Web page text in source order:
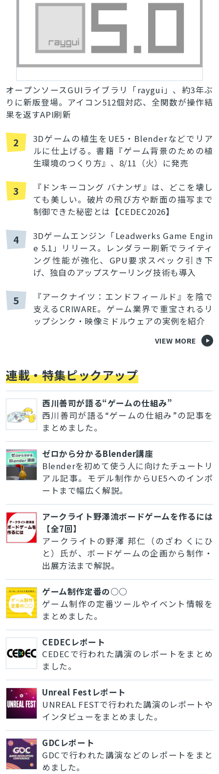
オープンソースGUIライブラリ「raygui」、約3年ぶ
りに新版登場。アイコン512個対応、全関数が操作結
果を返すAPI刷新
2
3Dゲームの植生をUE5・Blenderなどでリア
ルに仕上げる。書籍『ゲーム背景のための植
生環境のつくり方』、8/11（火）に発売
3
『ドンキーコング バナンザ』は、どこを壊し
ても美しい。破片の飛び方や断面の描写まで
制御できた秘密とは【CEDEC2026】
4
3Dゲームエンジン「Leadwerks Game Engin
e 5.1」リリース。レンダラー刷新でライティ
ング性能が強化、GPU要求スペック引き下
げ、独自のアップスケーリング技術も導入
5
『アークナイツ：エンドフィールド』を陰で
支えるCRIWARE。ゲーム業界で重宝されるリ
ップシンク・映像ミドルウェアの実例を紹介
VIEW MORE
連載・特集ピックアップ
西川善司が語る“ゲームの仕組み”
西川善司が語る“ゲームの仕組み”の記事を
まとめました。
ゼロから分かるBlender講座
Blenderを初めて使う人に向けたチュートリ
アル記事。モデル制作からUE5へのインポ
ートまで幅広く解説。
アークライト野澤流ボードゲームを作るには
【全7回】
アークライトの野澤 邦仁（のざわ くにひ
と）氏が、ボードゲームの企画から制作・
出展方法まで解説。
ゲーム制作定番の○○
ゲーム制作の定番ツールやイベント情報を
まとめました。
CEDECレポート
CEDECで行われた講演のレポートをまとめ
ました。
Unreal Festレポート
UNREAL FESTで行われた講演のレポートや
インタビューをまとめました。
GDCレポート
GDCで行われた講演などのレポートをまと
めました。